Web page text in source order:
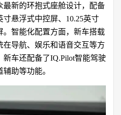
最新的环抱式座舱设计，配备
寸悬浮式中控屏、10.25英寸
。智能化配置方面，新车搭载
在导航、娱乐和语音交互等方
车还配备了IQ.Pilot智能驾驶
助等功能。